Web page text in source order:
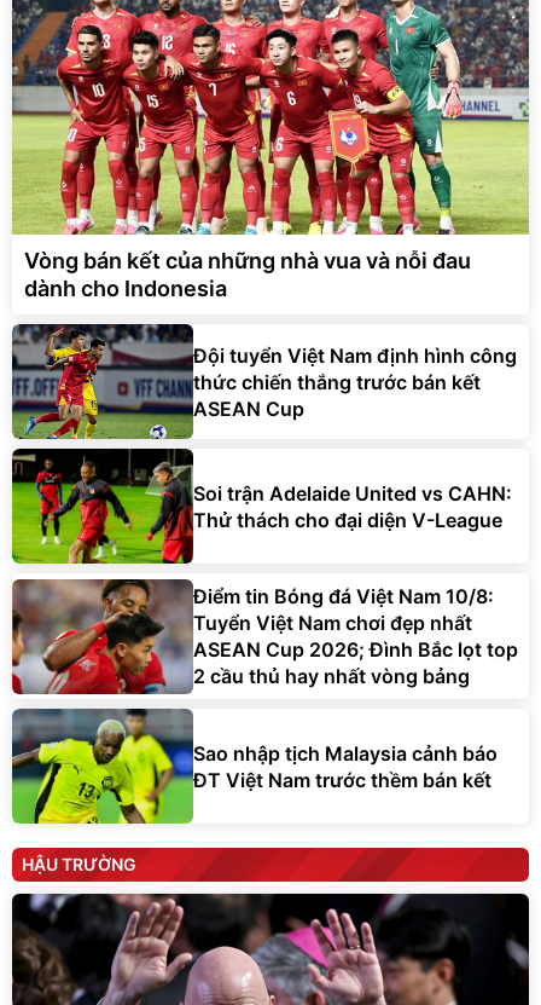
Vòng bán kết của những nhà vua và nỗi đau
dành cho Indonesia
Đội tuyển Việt Nam định hình công
thức chiến thắng trước bán kết
ASEAN Cup
Soi trận Adelaide United vs CAHN:
Thử thách cho đại diện V-League
Điểm tin Bóng đá Việt Nam 10/8:
Tuyển Việt Nam chơi đẹp nhất
ASEAN Cup 2026; Đình Bắc lọt top
2 cầu thủ hay nhất vòng bảng
Sao nhập tịch Malaysia cảnh báo
ĐT Việt Nam trước thềm bán kết
HẬU TRƯỜNG